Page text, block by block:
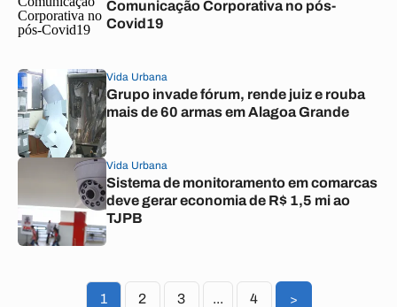
Comunicação Corporativa no pós-
Covid19
Vida Urbana
Grupo invade fórum, rende juiz e rouba
mais de 60 armas em Alagoa Grande
Vida Urbana
Sistema de monitoramento em comarcas
deve gerar economia de R$ 1,5 mi ao
TJPB
1 2 3 ... 4 >